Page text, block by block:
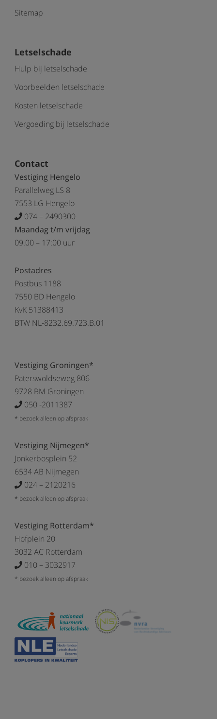
Sitemap
Letselschade
Hulp bij letselschade
Voorbeelden letselschade
Kosten letselschade
Vergoeding bij letselschade
Contact
Vestiging Hengelo
Parallelweg LS 8
7553 LG Hengelo
074 – 2490300
Maandag t/m vrijdag
09.00 – 17:00 uur
Postadres
Postbus 1188
7550 BD Hengelo
KvK 51388413
BTW NL-8232.69.723.B.01
Vestiging Groningen*
Paterswoldseweg 806
9728 BM Groningen
050 -2011387
* bezoek alleen op afspraak
Vestiging Nijmegen*
Jonkerbosplein 52
6534 AB Nijmegen
024 – 2120216
* bezoek alleen op afspraak
Vestiging Rotterdam*
Hofplein 20
3032 AC Rotterdam
010 – 3032917
* bezoek alleen op afspraak